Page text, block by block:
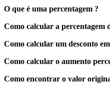
O que é uma percentagem ?
Como calcular a percentagem
Como calcular um desconto
Como calcular o aumento
Como encontrar o valor